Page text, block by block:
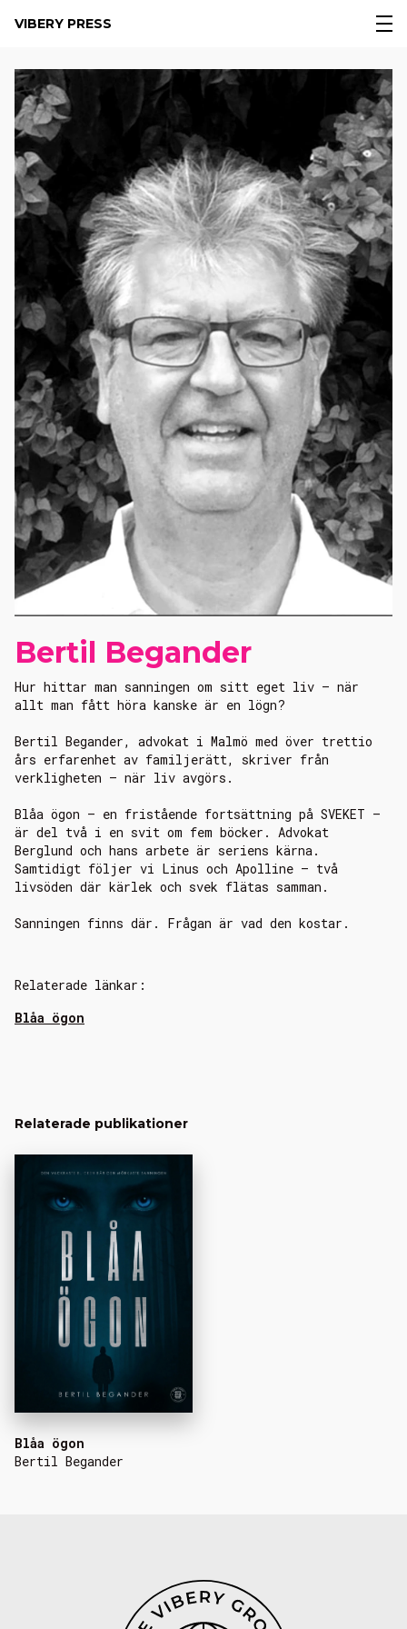
VIBERY PRESS
Bertil Begander
Hur hittar man sanningen om sitt eget liv – när
allt man fått höra kanske är en lögn?
Bertil Begander, advokat i Malmö med över trettio
års erfarenhet av familjerätt, skriver från
verkligheten – när liv avgörs.
Blåa ögon – en fristående fortsättning på SVEKET –
är del två i en svit om fem böcker. Advokat
Berglund och hans arbete är seriens kärna.
Samtidigt följer vi Linus och Apolline – två
livsöden där kärlek och svek flätas samman.
Sanningen finns där. Frågan är vad den kostar.
Relaterade länkar:
Blåa ögon
Relaterade publikationer
Blåa ögon
Bertil Begander